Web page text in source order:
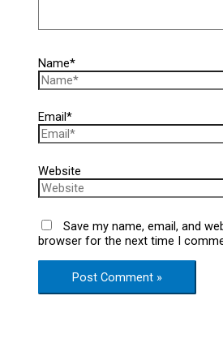
Name*
Email*
Website
Save my name, email, and
browser for the next time I